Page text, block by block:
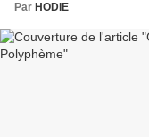
Par HODIE